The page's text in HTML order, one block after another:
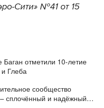
Сити» №41 от 15
Баган отметили 10-летие
Глеба
сообщество
сплочённый и надёжный